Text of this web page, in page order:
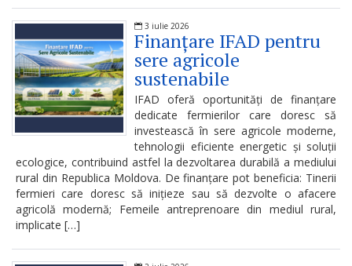
Ședințele
Consiliului
Raional
LIVE
Declarație
de
răspundere
managerială
3 iulie 2026
Finanțare IFAD pentru
sere agricole
sustenabile
IFAD oferă oportunități de finanțare
dedicate fermierilor care doresc să
investească în sere agricole moderne,
tehnologii eficiente energetic și soluții
ecologice, contribuind astfel la dezvoltarea durabilă a mediului
rural din Republica Moldova. De finanțare pot beneficia: Tinerii
fermieri care doresc să inițieze sau să dezvolte o afacere
agricolă modernă; Femeile antreprenoare din mediul rural,
implicate […]